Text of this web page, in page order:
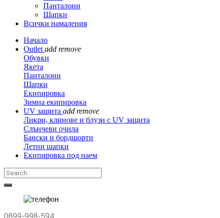
Панталони
Шапки
Всички намаления
Начало
Outlet add remove
Обувки
Якета
Панталони
Шапки
Екипировка
Зимна екипировка
UV защита add remove
Ликри, клинове и блузи с UV защита
Слънчеви очила
Бански и бордшорти
Летни шапки
Екипировка под наем